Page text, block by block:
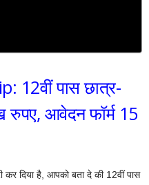
12वीं पास छात्र-
रुपए, आवेदन फॉर्म 15
कर दिया है, आपको बता दे की 12वीं पास